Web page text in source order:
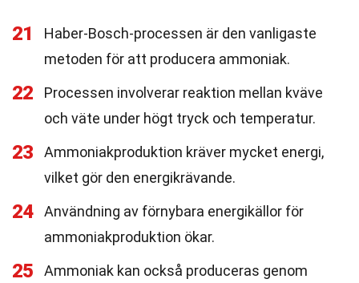
21
Haber-Bosch-processen är den vanligaste
metoden för att producera ammoniak.
22
Processen involverar reaktion mellan kväve
och väte under högt tryck och temperatur.
23
Ammoniakproduktion kräver mycket energi,
vilket gör den energikrävande.
24
Användning av förnybara energikällor för
ammoniakproduktion ökar.
25
Ammoniak kan också produceras genom